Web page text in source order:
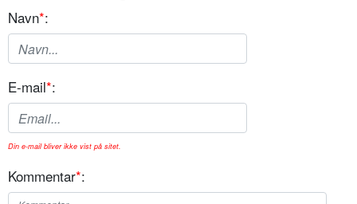
Navn*:
E-mail*:
Din e-mail bliver ikke vist på sitet.
Kommentar*: